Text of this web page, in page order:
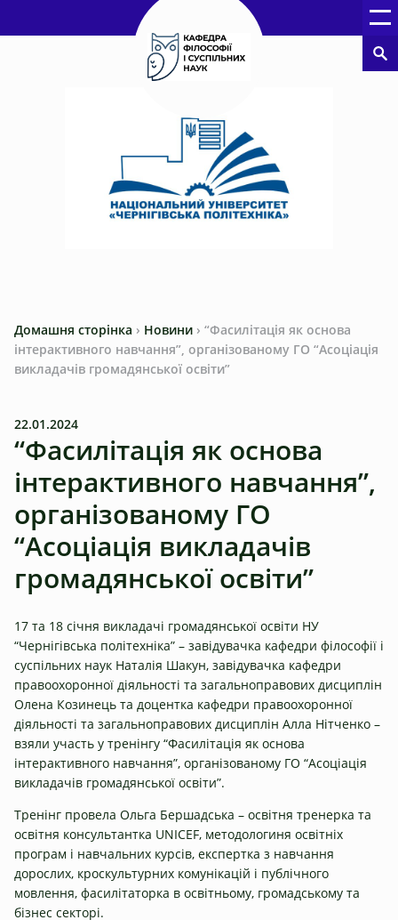
Домашня сторінка › Новини › “Фасилітація як основа
інтерактивного навчання”, організованому ГО “Асоціація
викладачів громадянської освіти”
22.01.2024
“Фасилітація як основа
інтерактивного навчання”,
організованому ГО
“Асоціація викладачів
громадянської освіти”
17 та 18 січня викладачі громадянської освіти НУ
“Чернігівська політехніка” – завідувачка кафедри філософії і
суспільних наук Наталія Шакун, завідувачка кафедри
правоохоронної діяльності та загальноправових дисциплін
Олена Козинець та доцентка кафедри правоохоронної
діяльності та загальноправових дисциплін Алла Нітченко –
взяли участь у тренінгу “Фасилітація як основа
інтерактивного навчання”, організованому ГО “Асоціація
викладачів громадянської освіти”.
Тренінг провела Ольга Бершадська – освітня тренерка та
освітня консультантка UNICEF, методологиня освітніх
програм і навчальних курсів, експертка з навчання
дорослих, кроскультурних комунікацій і публічного
мовлення, фасилітаторка в освітньому, громадському та
бізнес секторі.